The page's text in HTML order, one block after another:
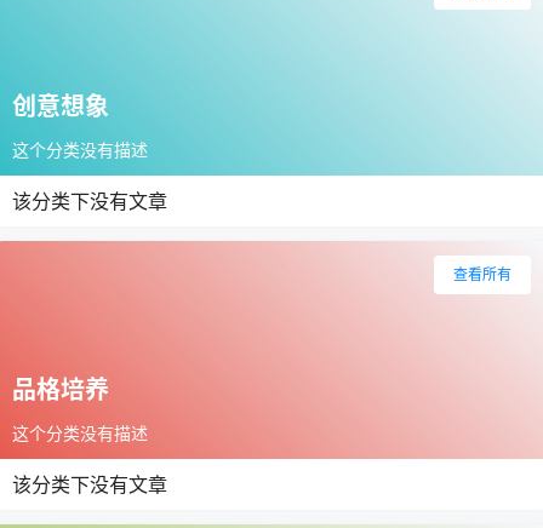
创意想象
这个分类没有描述
该分类下没有文章
品格培养
这个分类没有描述
查看所有
该分类下没有文章